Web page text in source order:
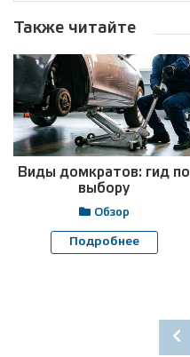
Также читайте
Виды домкратов: гид по
выбору
Обзор
Подробнее